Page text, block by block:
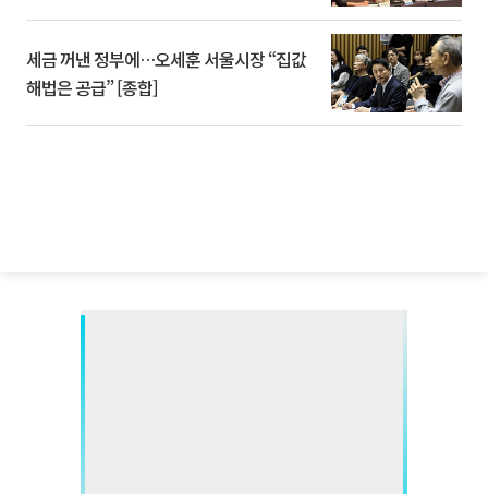
세금 꺼낸 정부에…오세훈 서울시장 “집값
해법은 공급” [종합]